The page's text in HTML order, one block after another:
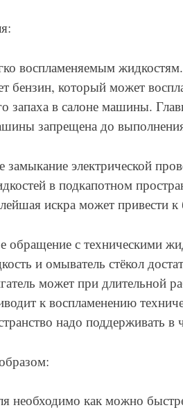
бензин, который может
запаха в салоне машины.
запрещена до
электрической
в подкапотном
искра может привести
с техническими
и омыватель стёкол
может при длительной
к воспламенению
надо поддерживать в
как можно